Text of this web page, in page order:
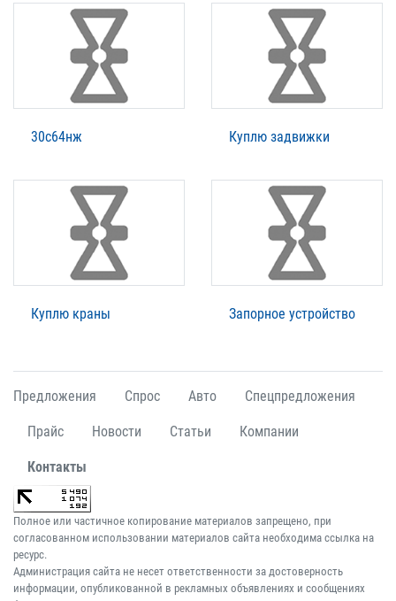
30с64нж Куплю задвижки
Куплю краны Запорное устройство
Предложения Спрос Авто Спецпредложения
Прайс Новости Статьи Компании
Контакты
Полное или частичное копирование материалов запрещено, при
согласованном использовании материалов сайта необходима ссылка на
ресурс.
Администрация сайта не несет ответственности за достоверность
информации, опубликованной в рекламных объявлениях и сообщениях